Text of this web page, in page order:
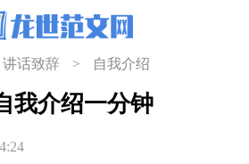
讲话致辞 > 自我介绍
我介绍一分钟